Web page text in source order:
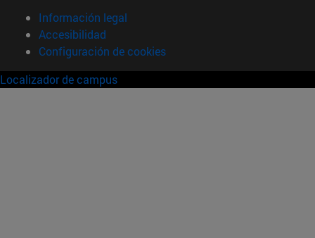
Información legal
Accesibilidad
Configuración de cookies
Localizador de campus